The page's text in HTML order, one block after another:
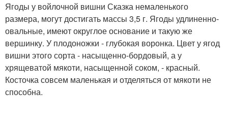
Ягоды у войлочной вишни Сказка немаленького
размера, могут достигать массы 3,5 г. Ягоды удлиненно-
овальные, имеют округлое основание и такую же
вершинку. У плодоножки - глубокая воронка. Цвет у ягод
вишни этого сорта - насыщенно-бордовый, а у
хрящеватой мякоти, насыщенной соком, - красный.
Косточка совсем маленькая и отделяться от мякоти не
способна.